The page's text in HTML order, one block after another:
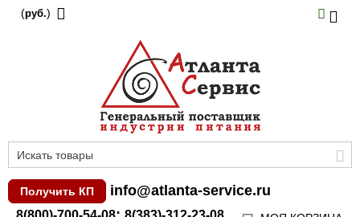
(руб.)
Получить КП info@atlanta-service.ru